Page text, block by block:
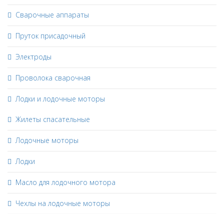
Сварочные аппараты
Пруток присадочный
Электроды
Проволока сварочная
Лодки и лодочные моторы
Жилеты спасательные
Лодочные моторы
Лодки
Масло для лодочного мотора
Чехлы на лодочные моторы